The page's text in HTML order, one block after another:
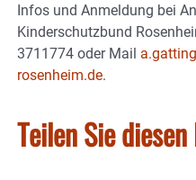
Infos und Anmeldung bei
Kinderschutzbund
3711774 oder Mail
rosenheim.de.
Teilen Sie